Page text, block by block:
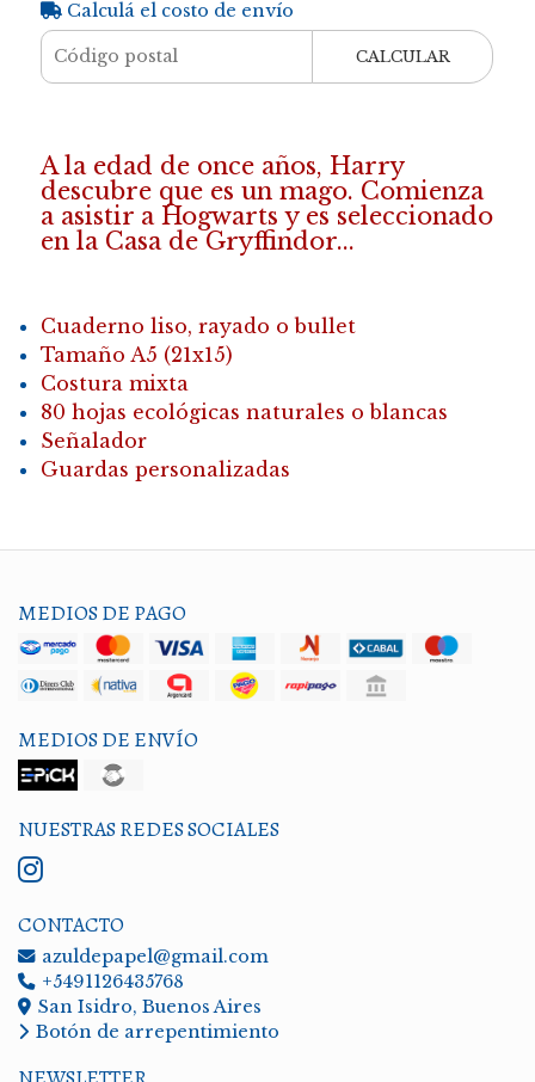
Calculá el costo de envío
CALCULAR
A la edad de once años, Harry
descubre que es un mago. Comienza
a asistir a Hogwarts y es seleccionado
en la Casa de Gryffindor...
Cuaderno liso, rayado o bullet
Tamaño A5 (21x15)
Costura mixta
80 hojas ecológicas naturales o blancas
Señalador
Guardas personalizadas
MEDIOS DE PAGO
MEDIOS DE ENVÍO
NUESTRAS REDES SOCIALES
CONTACTO
azuldepapel@gmail.com
+5491126435768
San Isidro, Buenos Aires
Botón de arrepentimiento